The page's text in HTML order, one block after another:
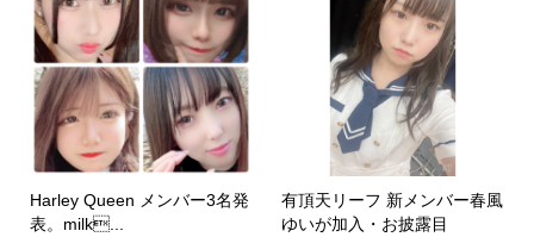
Harley Queen メンバー3名発
表。milk...
有頂天リーフ 新メンバー春風
ゆいが加入・お披露目